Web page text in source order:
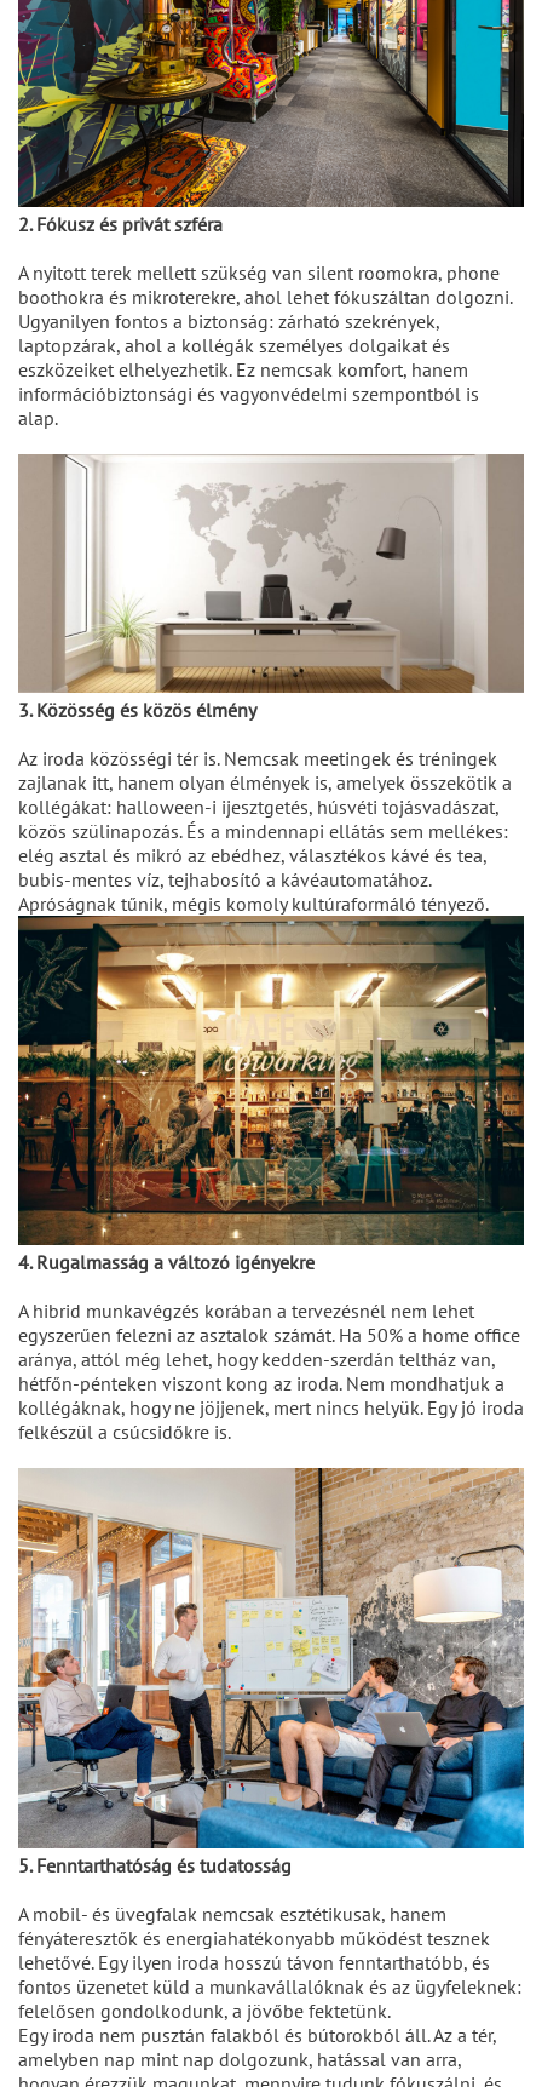
2. Fókusz és privát szféra
A nyitott terek mellett szükség van silent roomokra, phone
boothokra és mikroterekre, ahol lehet fókuszáltan dolgozni.
Ugyanilyen fontos a biztonság: zárható szekrények,
laptopzárak, ahol a kollégák személyes dolgaikat és
eszközeiket elhelyezhetik. Ez nemcsak komfort, hanem
információbiztonsági és vagyonvédelmi szempontból is
alap.
3. Közösség és közös élmény
Az iroda közösségi tér is. Nemcsak meetingek és tréningek
zajlanak itt, hanem olyan élmények is, amelyek összekötik a
kollégákat: halloween-i ijesztgetés, húsvéti tojásvadászat,
közös szülinapozás. És a mindennapi ellátás sem mellékes:
elég asztal és mikró az ebédhez, választékos kávé és tea,
bubis-mentes víz, tejhabosító a kávéautomatához.
Apróságnak tűnik, mégis komoly kultúraformáló tényező.
4. Rugalmasság a változó igényekre
A hibrid munkavégzés korában a tervezésnél nem lehet
egyszerűen felezni az asztalok számát. Ha 50% a home office
aránya, attól még lehet, hogy kedden-szerdán teltház van,
hétfőn-pénteken viszont kong az iroda. Nem mondhatjuk a
kollégáknak, hogy ne jöjjenek, mert nincs helyük. Egy jó iroda
felkészül a csúcsidőkre is.
5. Fenntarthatóság és tudatosság
A mobil- és üvegfalak nemcsak esztétikusak, hanem
fényáteresztők és energiahatékonyabb működést tesznek
lehetővé. Egy ilyen iroda hosszú távon fenntarthatóbb, és
fontos üzenetet küld a munkavállalóknak és az ügyfeleknek:
felelősen gondolkodunk, a jövőbe fektetünk.
Egy iroda nem pusztán falakból és bútorokból áll. Az a tér,
amelyben nap mint nap dolgozunk, hatással van arra,